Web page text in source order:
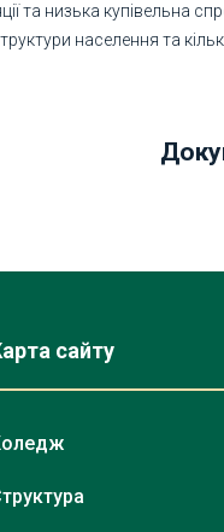
та низька купівельна
населення та
сайту